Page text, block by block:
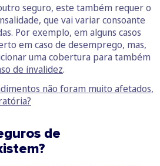
seguro, este também requer o
que vai variar consoante
Por exemplo, em alguns casos
em caso de desemprego, mas,
uma cobertura para também
de invalidez.
não foram muito afetados,
de